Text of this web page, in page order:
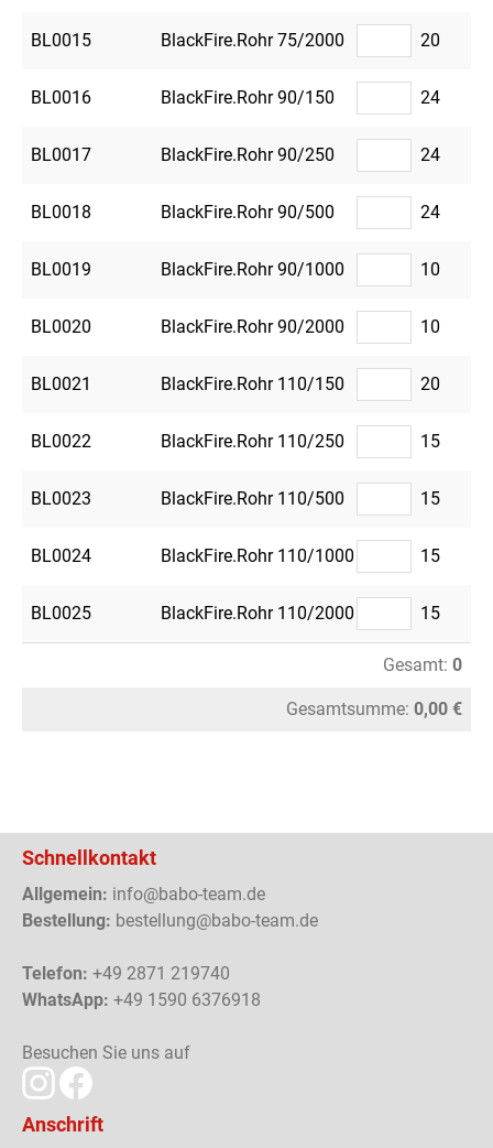
BL0015 BlackFire.Rohr 75/2000 20
BL0016 BlackFire.Rohr 90/150 24
BL0017 BlackFire.Rohr 90/250 24
BL0018 BlackFire.Rohr 90/500 24
BL0019 BlackFire.Rohr 90/1000 10
BL0020 BlackFire.Rohr 90/2000 10
BL0021 BlackFire.Rohr 110/150 20
BL0022 BlackFire.Rohr 110/250 15
BL0023 BlackFire.Rohr 110/500 15
BL0024 BlackFire.Rohr 110/1000 15
BL0025 BlackFire.Rohr 110/2000 15
Gesamt: 0
Gesamtsumme: 0,00 €
Schnellkontakt
Allgemein: info@babo-team.de
Bestellung: bestellung@babo-team.de
Telefon: +49 2871 219740
WhatsApp: +49 1590 6376918
Besuchen Sie uns auf
Anschrift